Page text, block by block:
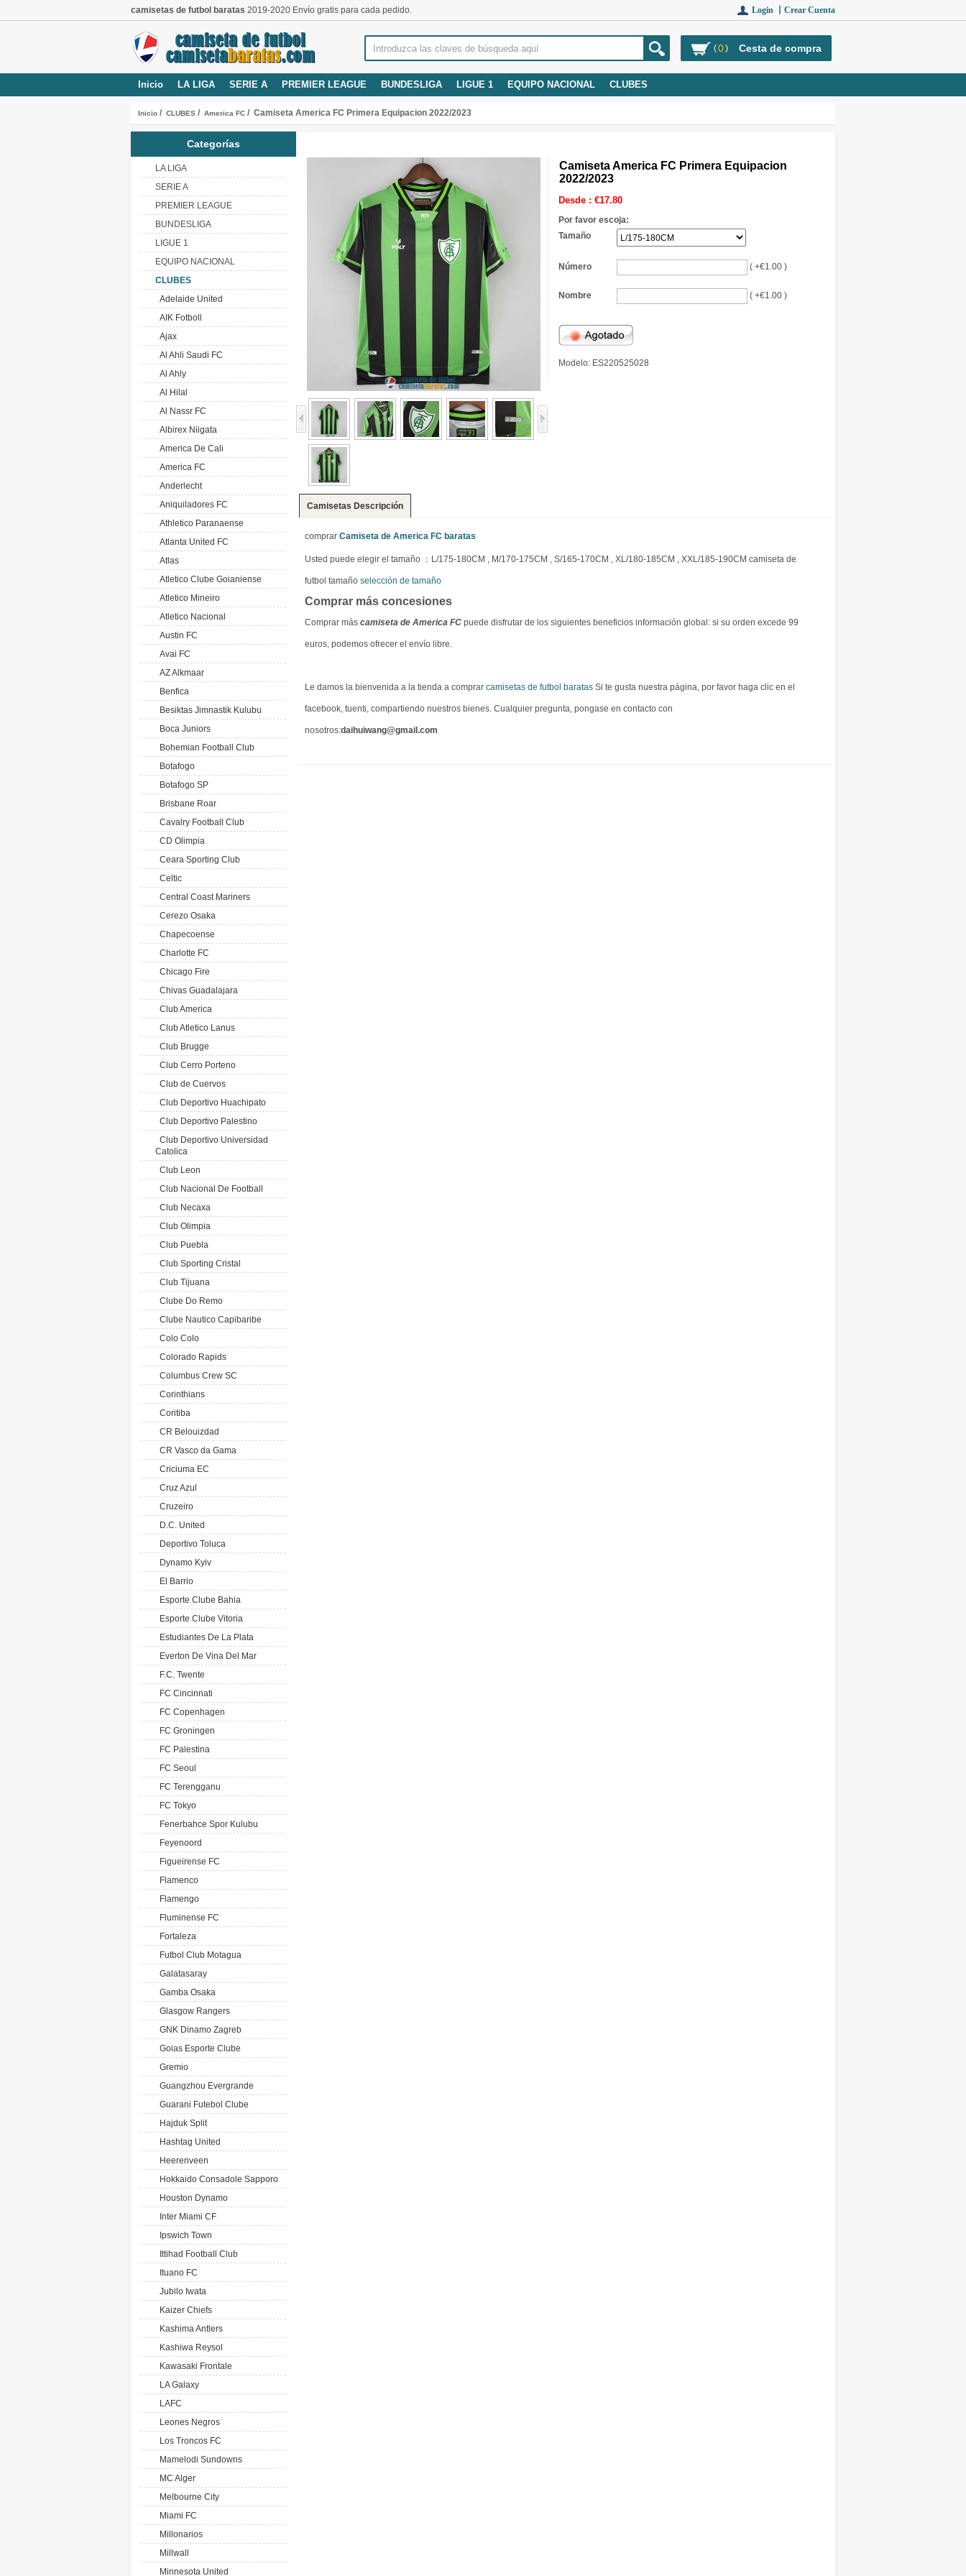
camisetas de futbol baratas 2019-2020 Envío gratis para cada pedido. Login 丨 Crear Cuenta
(0) Cesta de compra
Inicio LA LIGA SERIE A PREMIER LEAGUE BUNDESLIGA LIGUE 1 EQUIPO NACIONAL CLUBES
Inicio / CLUBES / America FC / Camiseta America FC Primera Equipacion 2022/2023
Categorías
LA LIGA
SERIE A
PREMIER LEAGUE
BUNDESLIGA
LIGUE 1
EQUIPO NACIONAL
CLUBES
Adelaide United
AIK Fotboll
Ajax
Al Ahli Saudi FC
Al Ahly
Al Hilal
Al Nassr FC
Albirex Niigata
America De Cali
America FC
Anderlecht
Aniquiladores FC
Athletico Paranaense
Atlanta United FC
Atlas
Atletico Clube Goianiense
Atletico Mineiro
Atletico Nacional
Austin FC
Avai FC
AZ Alkmaar
Benfica
Besiktas Jimnastik Kulubu
Boca Juniors
Bohemian Football Club
Botafogo
Botafogo SP
Brisbane Roar
Cavalry Football Club
CD Olimpia
Ceara Sporting Club
Celtic
Central Coast Mariners
Cerezo Osaka
Chapecoense
Charlotte FC
Chicago Fire
Chivas Guadalajara
Club America
Club Atletico Lanus
Club Brugge
Club Cerro Porteno
Club de Cuervos
Club Deportivo Huachipato
Club Deportivo Palestino
Club Deportivo Universidad
Catolica
Club Leon
Club Nacional De Football
Club Necaxa
Club Olimpia
Club Puebla
Club Sporting Cristal
Club Tijuana
Clube Do Remo
Clube Nautico Capibaribe
Colo Colo
Colorado Rapids
Columbus Crew SC
Corinthians
Coritiba
CR Belouizdad
CR Vasco da Gama
Criciuma EC
Cruz Azul
Cruzeiro
D.C. United
Deportivo Toluca
Dynamo Kyiv
El Barrio
Esporte Clube Bahia
Esporte Clube Vitoria
Estudiantes De La Plata
Everton De Vina Del Mar
F.C. Twente
FC Cincinnati
FC Copenhagen
FC Groningen
FC Palestina
FC Seoul
FC Terengganu
FC Tokyo
Fenerbahce Spor Kulubu
Feyenoord
Figueirense FC
Flamenco
Flamengo
Fluminense FC
Fortaleza
Futbol Club Motagua
Galatasaray
Gamba Osaka
Glasgow Rangers
GNK Dinamo Zagreb
Goias Esporte Clube
Gremio
Guangzhou Evergrande
Guarani Futebol Clube
Hajduk Split
Hashtag United
Heerenveen
Hokkaido Consadole Sapporo
Houston Dynamo
Inter Miami CF
Ipswich Town
Ittihad Football Club
Ituano FC
Jubilo Iwata
Kaizer Chiefs
Kashima Antlers
Kashiwa Reysol
Kawasaki Frontale
LA Galaxy
LAFC
Leones Negros
Los Troncos FC
Mamelodi Sundowns
MC Alger
Melbourne City
Miami FC
Millonarios
Millwall
Minnesota United
Camiseta America FC Primera Equipacion
2022/2023
Desde : €17.80
Por favor escoja:
Tamaño
Número ( +€1.00 )
Nombre ( +€1.00 )
Modelo: ES220525028
Camisetas Descripción
comprar Camiseta de America FC baratas
Usted puede elegir el tamaño ：L/175-180CM , M/170-175CM , S/165-170CM , XL/180-185CM , XXL/185-190CM camiseta de
futbol tamaño selección de tamaño
Comprar más concesiones
Comprar más camiseta de America FC puede disfrutar de los siguientes beneficios información global: si su orden excede 99
euros, podemos ofrecer el envío libre.
Le damos la bienvenida a la tienda a comprar camisetas de futbol baratas Si te gusta nuestra página, por favor haga clic en el
facebook, tuenti, compartiendo nuestros bienes. Cualquier pregunta, pongase en contacto con
nosotros:daihuiwang@gmail.com